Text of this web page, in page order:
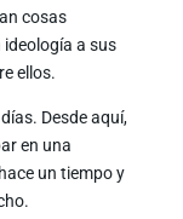
cosas
ideología a sus
ellos.
Desde aquí,
en una
un tiempo y